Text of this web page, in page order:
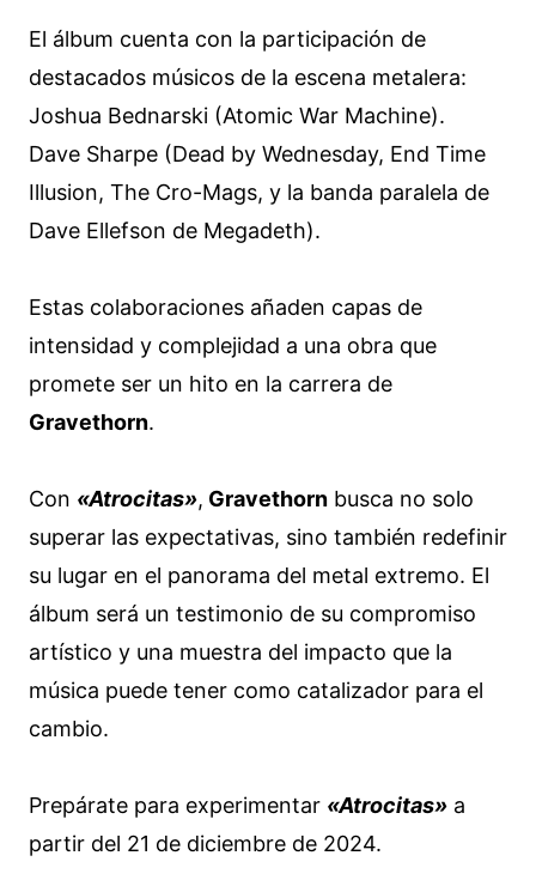
El álbum cuenta con la participación de
destacados músicos de la escena metalera:
Joshua Bednarski (Atomic War Machine).
Dave Sharpe (Dead by Wednesday, End Time
Illusion, The Cro-Mags, y la banda paralela de
Dave Ellefson de Megadeth).
Estas colaboraciones añaden capas de
intensidad y complejidad a una obra que
promete ser un hito en la carrera de
Gravethorn.
Con «Atrocitas», Gravethorn busca no solo
superar las expectativas, sino también redefinir
su lugar en el panorama del metal extremo. El
álbum será un testimonio de su compromiso
artístico y una muestra del impacto que la
música puede tener como catalizador para el
cambio.
Prepárate para experimentar «Atrocitas» a
partir del 21 de diciembre de 2024.